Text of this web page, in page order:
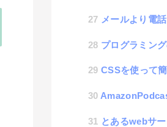
メールより電話した方
プログラミングの面白
CSSを使って簡単なspliteキ
AmazonPodcastによ
とあるwebサービスの仕様